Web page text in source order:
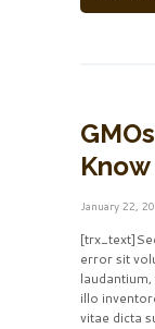
Know
January 22,
error sit
illo
vitae dicta